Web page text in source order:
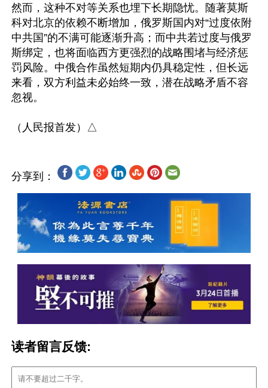
然而，这种不对等关系也埋下长期隐忧。随著莫斯
科对北京的依赖不断增加，俄罗斯国内对“过度依附
中共国”的不满可能逐渐升高；而中共若过度与俄罗
斯绑定，也将面临西方更强烈的战略围堵与经济惩
罚风险。中俄合作虽然短期内仍具稳定性，但长远
来看，双方利益未必始终一致，潜在战略矛盾不容
忽视。
分享到：
读者留言反馈: